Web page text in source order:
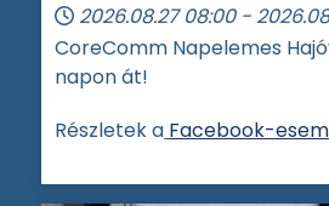
2026.08.27 08:00 -
CoreComm Napelemes
napon át!
Részletek a Facebook-